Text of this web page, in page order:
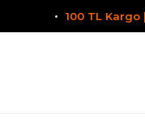
100 TL Kargo